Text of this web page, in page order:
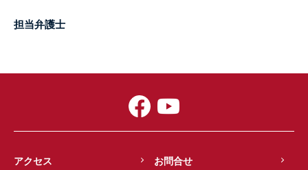
担当弁護士
アクセス お問合せ